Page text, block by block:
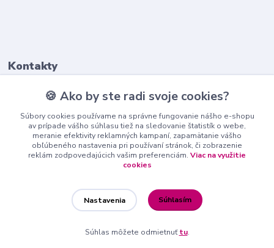
Kontakty
+421911 569 017
(Po-Pia, 8-16 hod.)
info@nndecor.sk
Vytvorené na
Eshop-rychlo.sk
🍪 Ako by ste radi svoje cookies?
Súbory cookies používame na správne fungovanie nášho e-shopu
av prípade vášho súhlasu tiež na sledovanie štatistík o webe,
meranie efektivity reklamných kampaní, zapamätanie vášho
obľúbeného nastavenia pri používaní stránok, či zobrazenie
reklám zodpovedajúcich vašim preferenciám. Viac na využitie
cookies
Nastavenia Súhlasím
Súhlas môžete odmietnuťtu.